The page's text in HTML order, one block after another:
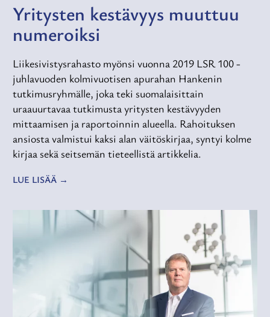
Yritysten kestävyys muuttuu
numeroiksi
Liikesivistysrahasto myönsi vuonna 2019 LSR 100 -
juhlavuoden kolmivuotisen apurahan Hankenin
tutkimusryhmälle, joka teki suomalaisittain
uraauurtavaa tutkimusta yritysten kestävyyden
mittaamisen ja raportoinnin alueella. Rahoituksen
ansiosta valmistui kaksi alan väitöskirjaa, syntyi kolme
kirjaa sekä seitsemän tieteellistä artikkelia.
LUE LISÄÄ